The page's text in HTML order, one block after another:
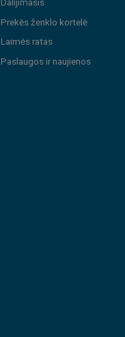
Dalijimasis
Prekės ženklo kortelė
Laimės ratas
Paslaugos ir naujienos